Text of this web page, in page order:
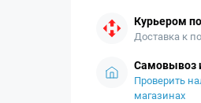
Курьером
Доставка к
Самовывоз
Проверить
магазинах